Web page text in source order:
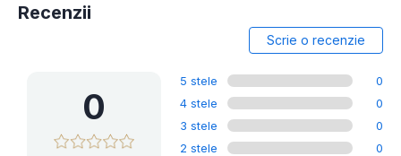
Recenzii
Scrie o recenzie
0
5 stele
0
4 stele
0
3 stele
0
2 stele
0